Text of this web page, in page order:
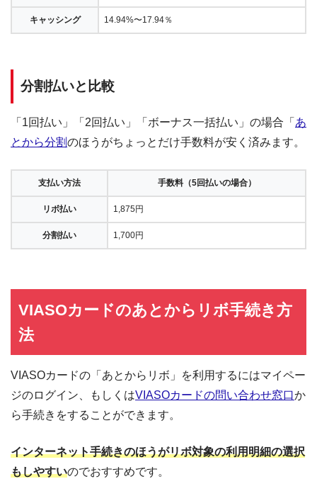
キャッシング 14.94%〜17.94％
分割払いと比較
「1回払い」「2回払い」「ボーナス一括払い」の場合「 あ
とから分割のほうがちょっとだけ手数料が安く済みます。
支払い方法 手数料（5回払いの場合）
リボ払い 1,875円
分割払い 1,700円
VIASOカードのあとからリボ手続き方
法
VIASOカードの「あとからリボ」を利用するにはマイペー
ジのログイン、もしくはVIASOカードの問い合わせ窓口か
ら手続きをすることができます。
インターネット手続きのほうがリボ対象の利用明細の選択
もしやすいのでおすすめです。